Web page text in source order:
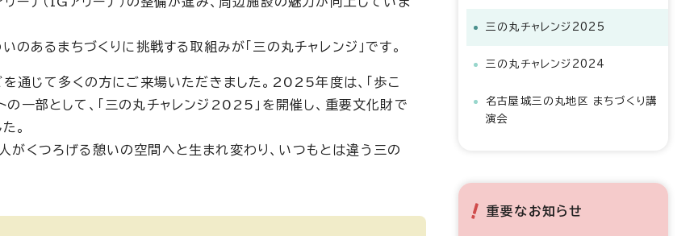
のあるまちづくりに挑戦する取組みが「三の丸チャレンジ」です。
通じて多くの方にご来場いただきました。2025年度は、「歩こ
一部として、「三の丸チャレンジ2025」を開催し、重要文化財で
。
くつろげる憩いの空間へと生まれ変わり、いつもとは違う三の
三の丸チャレンジ2025
三の丸チャレンジ2024
名古屋城三の丸地区 まちづくり講
演会
重要なお知らせ